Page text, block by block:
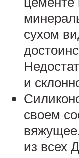
сухом
и
своем
из всех